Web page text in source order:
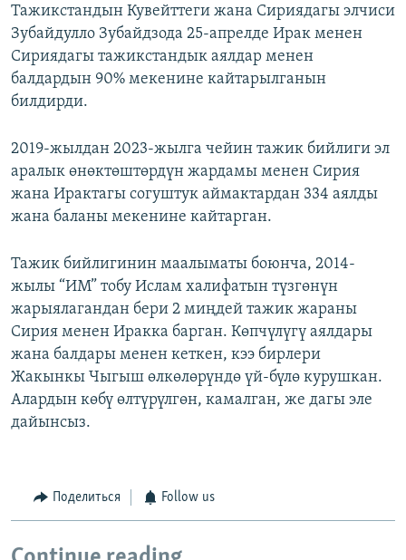
Тажикстандын Кувейттеги жана Сириядагы элчиси
Зубайдулло Зубайдзода 25-апрелде Ирак менен
Сириядагы тажикстандык аялдар менен
балдардын 90% мекенине кайтарылганын
билдирди.
2019-жылдан 2023-жылга чейин тажик бийлиги эл
аралык өнөктөштөрдүн жардамы менен Сирия
жана Ирактагы согуштук аймактардан 334 аялды
жана баланы мекенине кайтарган.
Тажик бийлигинин маалыматы боюнча, 2014-
жылы “ИМ” тобу Ислам халифатын түзгөнүн
жарыялагандан бери 2 миңдей тажик жараны
Сирия менен Иракка барган. Көпчүлүгү аялдары
жана балдары менен кеткен, кээ бирлери
Жакынкы Чыгыш өлкөлөрүндө үй-бүлө курушкан.
Алардын көбү өлтүрүлгөн, камалган, же дагы эле
дайынсыз.
Поделиться Follow us